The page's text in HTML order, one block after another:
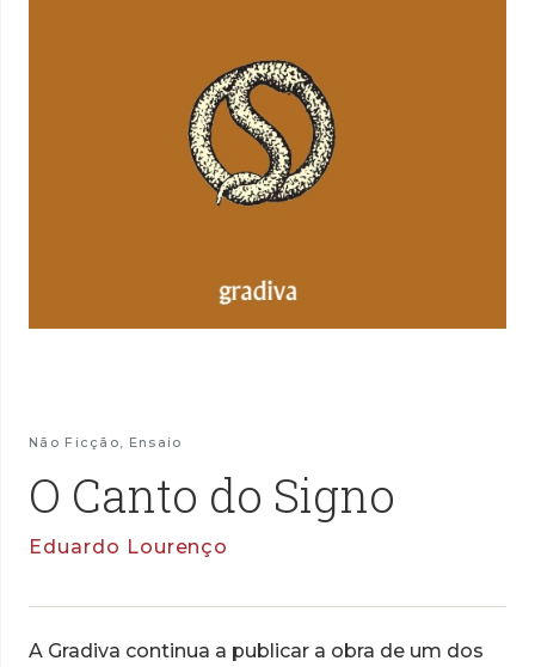
Não Ficção, Ensaio
O Canto do Signo
Eduardo Lourenço
A Gradiva continua a publicar a obra de um dos